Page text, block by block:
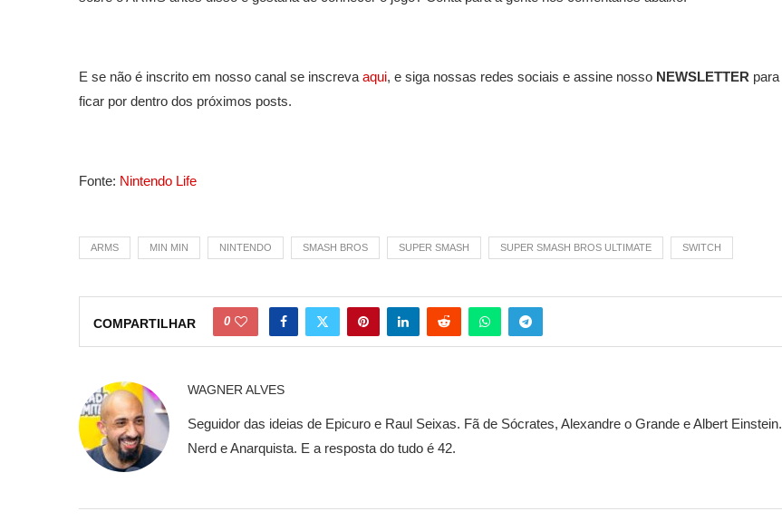
E se não é inscrito em nosso canal se inscreva aqui, e siga nossas redes sociais e assine nosso NEWSLETTER para
ficar por dentro dos próximos posts.
Fonte: Nintendo Life
ARMS MIN MIN NINTENDO SMASH BROS SUPER SMASH SUPER SMASH BROS ULTIMATE SWITCH
COMPARTILHAR 0
WAGNER ALVES
Seguidor das ideias de Epicuro e Raul Seixas. Fã de Sócrates, Alexandre o Grande e Albert Einstein.
Nerd e Anarquista. E a resposta do tudo é 42.